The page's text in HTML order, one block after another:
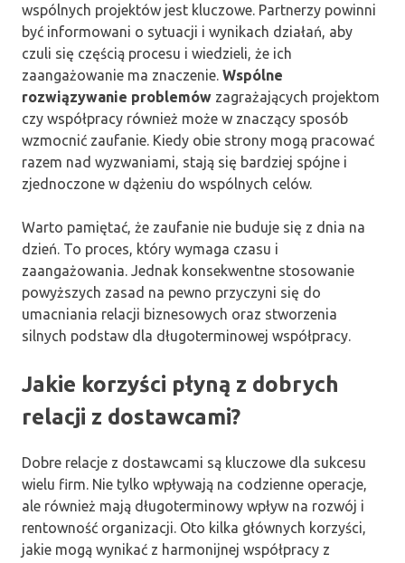
wspólnych projektów jest kluczowe. Partnerzy powinni
być informowani o sytuacji i wynikach działań, aby
czuli się częścią procesu i wiedzieli, że ich
zaangażowanie ma znaczenie. Wspólne
rozwiązywanie problemów zagrażających projektom
czy współpracy również może w znaczący sposób
wzmocnić zaufanie. Kiedy obie strony mogą pracować
razem nad wyzwaniami, stają się bardziej spójne i
zjednoczone w dążeniu do wspólnych celów.
Warto pamiętać, że zaufanie nie buduje się z dnia na
dzień. To proces, który wymaga czasu i
zaangażowania. Jednak konsekwentne stosowanie
powyższych zasad na pewno przyczyni się do
umacniania relacji biznesowych oraz stworzenia
silnych podstaw dla długoterminowej współpracy.
Jakie korzyści płyną z dobrych
relacji z dostawcami?
Dobre relacje z dostawcami są kluczowe dla sukcesu
wielu firm. Nie tylko wpływają na codzienne operacje,
ale również mają długoterminowy wpływ na rozwój i
rentowność organizacji. Oto kilka głównych korzyści,
jakie mogą wynikać z harmonijnej współpracy z